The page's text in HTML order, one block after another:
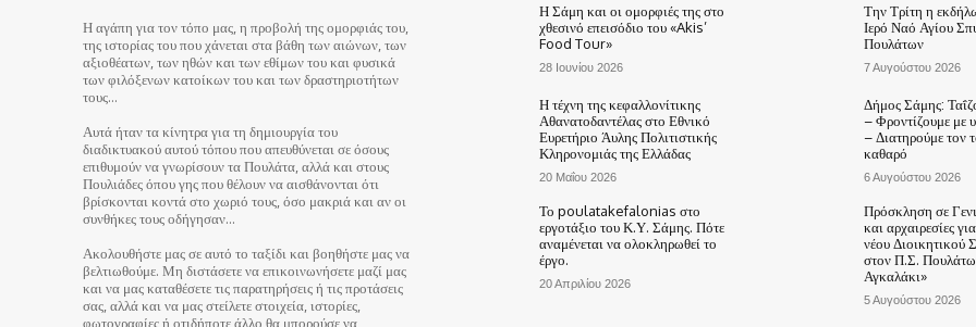
Η αγάπη για τον τόπο μας, η προβολή της ομορφιάς του,
της ιστορίας του που χάνεται στα βάθη των αιώνων, των
αξιοθέατων, των ηθών και των εθίμων του και φυσικά
των φιλόξενων κατοίκων του και των δραστηριοτήτων
τους…
Αυτά ήταν τα κίνητρα για τη δημιουργία του
διαδικτυακού αυτού τόπου που απευθύνεται σε όσους
επιθυμούν να γνωρίσουν τα Πουλάτα, αλλά και στους
Πουλιάδες όπου γης που θέλουν να αισθάνονται ότι
βρίσκονται κοντά στο χωριό τους, όσο μακριά και αν οι
συνθήκες τους οδήγησαν…
Ακολουθήστε μας σε αυτό το ταξίδι και βοηθήστε μας να
βελτιωθούμε. Μη διστάσετε να επικοινωνήσετε μαζί μας
και να μας καταθέσετε τις παρατηρήσεις ή τις προτάσεις
σας, αλλά και να μας στείλετε στοιχεία, ιστορίες,
φωτογραφίες ή οτιδήποτε άλλο θα μπορούσε να
Η Σάμη και οι ομορφιές της στο
χθεσινό επεισόδιο του «Akis’
Food Tour»
28 Ιουνίου 2026
Η τέχνη της κεφαλλονίτικης
Αθανατοδαντέλας στο Εθνικό
Ευρετήριο Άυλης Πολιτιστικής
Κληρονομιάς της Ελλάδας
20 Μαΐου 2026
Το poulatakefalonias στο
εργοτάξιο του Κ.Υ. Σάμης. Πότε
αναμένεται να ολοκληρωθεί το
έργο.
20 Απριλίου 2026
Την Τρίτη η
Ιερό Ναό Αγίου
Πουλάτων
7 Αυγούστου 2026
Δήμος Σάμης:
– Φροντίζουμε με
– Διατηρούμε τον
καθαρό
6 Αυγούστου 2026
Πρόσκληση σε
και αρχαιρεσίες
νέου Διοικητικού
στον Π.Σ.
Αγκαλάκι»
5 Αυγούστου 2026